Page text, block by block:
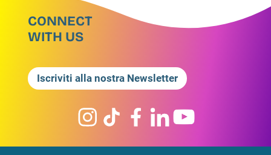
CONNECT
WITH US
Iscriviti alla nostra Newsletter